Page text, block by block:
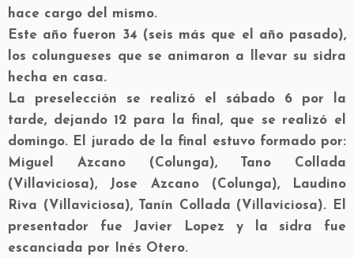
hace cargo del mismo.
Este año fueron 34 (seis más que el año pasado),
los colungueses que se animaron a llevar su sidra
hecha en casa.
La preselección se realizó el sábado 6 por la
tarde, dejando 12 para la final, que se realizó el
domingo. El jurado de la final estuvo formado por:
Miguel Azcano (Colunga), Tano Collada
(Villaviciosa), Jose Azcano (Colunga), Laudino
Riva (Villaviciosa), Tanín Collada (Villaviciosa). El
presentador fue Javier Lopez y la sidra fue
escanciada por Inés Otero.